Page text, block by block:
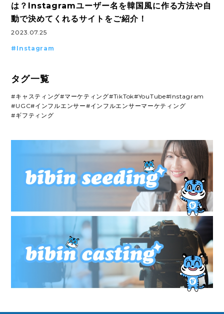
は？Instagramユーザー名を韓国風に作る方法や自
動で決めてくれるサイトをご紹介！
2023.07.25
#Instagram
タグ一覧
#キャスティング#マーケティング#TikTok#YouTube#Instagram
#UGC#インフルエンサー#インフルエンサーマーケティング
#ギフティング